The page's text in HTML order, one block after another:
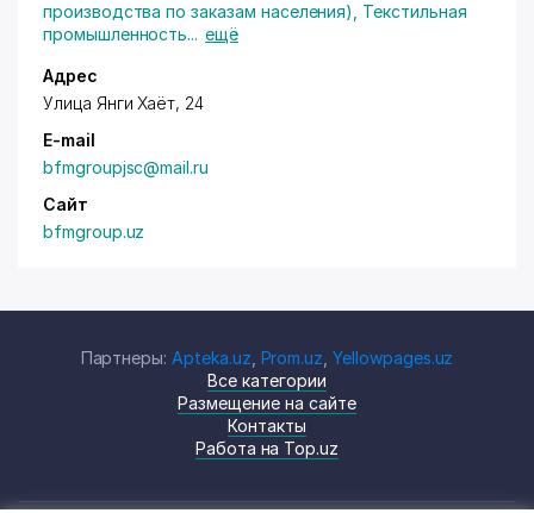
производства по заказам населения)
Текстильная
промышленность... ещё
Адрес
Улица Янги Хаёт, 24
E-mail
bfmgroupjsc@mail.ru
Сайт
bfmgroup.uz
Партнеры: Apteka.uz Prom.uz ,Yellowpages.uz
Все категории
Размещение на сайте
Контакты
Работа на Top.uz